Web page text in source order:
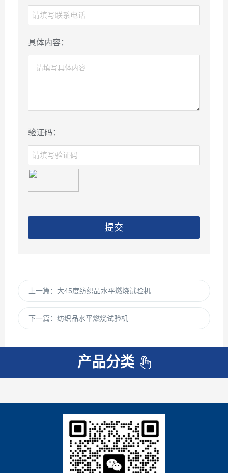
具体内容：
验证码：
提交
上一篇： 大45度纺织品水平燃烧试验机
下一篇： 纺织品水平燃烧试验机
产品分类